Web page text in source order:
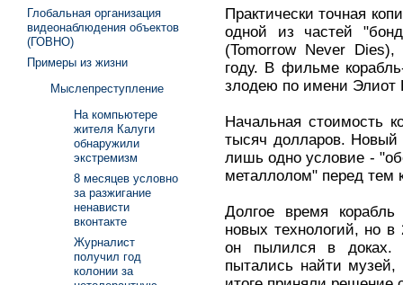
Практически точная
одной из частей
(Tomorrow Never
году. В фильме
злодею по имени Элиот
Начальная стоимость
тысяч долларов. Новый
лишь одно условие -
металлолом" перед тем
Долгое время корабль
новых технологий, но
он пылился в доках.
пытались найти музей,
Глобальная организация
видеонаблюдения объектов
(ГОВНО)
Примеры из жизни
Мыслепреступление
На компьютере
жителя Калуги
обнаружили
экстремизм
8 месяцев условно
за разжигание
ненависти
вконтакте
Журналист
получил год
колонии за